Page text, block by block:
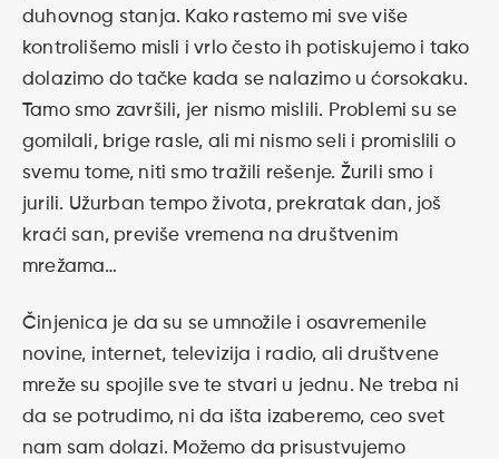
duhovnog stanja. Kako rastemo mi sve više
kontrolišemo misli i vrlo često ih potiskujemo i tako
dolazimo do tačke kada se nalazimo u ćorsokaku.
Tamo smo završili, jer nismo mislili. Problemi su se
gomilali, brige rasle, ali mi nismo seli i promislili o
svemu tome, niti smo tražili rešenje. Žurili smo i
jurili. Užurban tempo života, prekratak dan, još
kraći san, previše vremena na društvenim
mrežama…
Činjenica je da su se umnožile i osavremenile
novine, internet, televizija i radio, ali društvene
mreže su spojile sve te stvari u jednu. Ne treba ni
da se potrudimo, ni da išta izaberemo, ceo svet
nam sam dolazi. Možemo da prisustvujemo